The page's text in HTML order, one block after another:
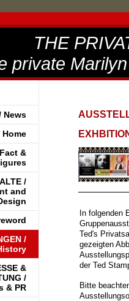
THE
Marilyn
In folgenden
Ted's
gezeigten
der Ted
Bitte
News
Home
&
/
and
/
&
/
& PR